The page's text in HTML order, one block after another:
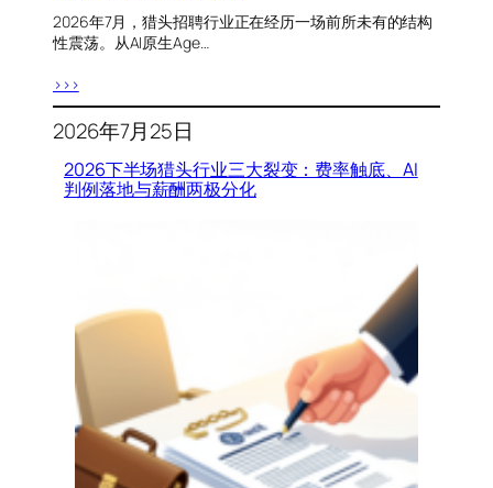
2026年7月，猎头招聘行业正在经历一场前所未有的结构
性震荡。从AI原生Age…
>>>
2026年7月25日
2026下半场猎头行业三大裂变：费率触底、AI
判例落地与薪酬两极分化